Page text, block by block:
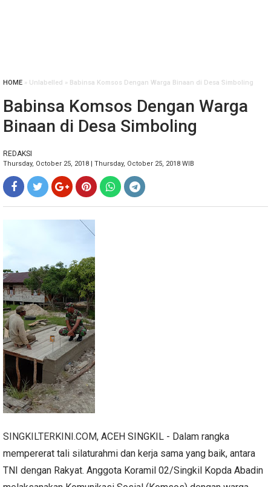
HOME » Unlabelled » Babinsa Komsos Dengan Warga Binaan di Desa Simboling
Babinsa Komsos Dengan Warga
Binaan di Desa Simboling
REDAKSI
Thursday, October 25, 2018 | Thursday, October 25, 2018 WIB
SINGKILTERKINI.COM, ACEH SINGKIL - Dalam rangka
mempererat tali silaturahmi dan kerja sama yang baik, antara
TNI dengan Rakyat. Anggota Koramil 02/Singkil Kopda Abadin